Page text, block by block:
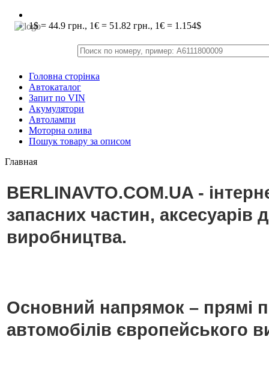
1$ = 44.9 грн., 1€ = 51.82 грн., 1€ = 1.154$
Головна сторінка
Автокаталог
Запит по VIN
Акумулятори
Автолампи
Моторна олива
Пошук товару за описом
Главная
BERLINAVTO.COM.UA -
запасних частин, аксесуарів
виробництва.
Основний напрямок – прямі
автомобілів європейського